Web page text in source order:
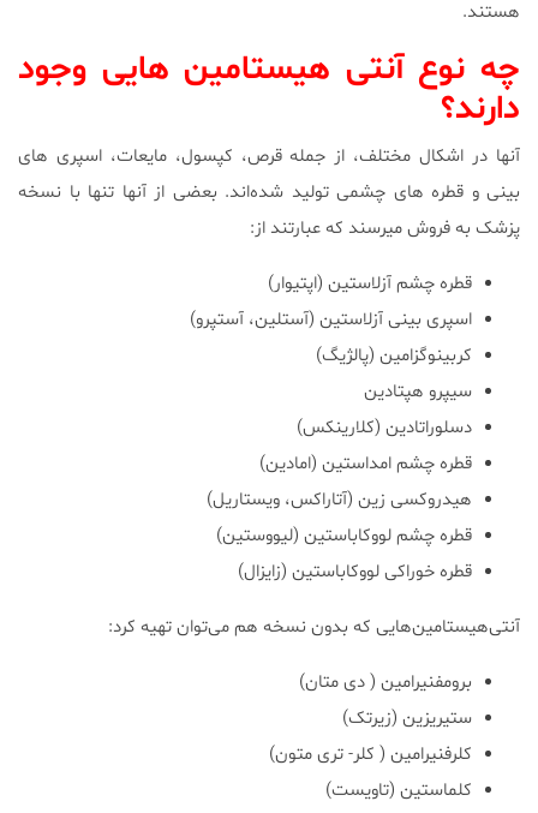
هستند.
چه نوع آنتی هیستامین هایی وجود
دارند؟
آنها در اشکال مختلف، از جمله قرص، کپسول، مایعات، اسپری های
بینی و قطره های چشمی تولید شده‌اند. بعضی از آنها تنها با نسخه
پزشک به فروش میرسند که عبارتند از:
قطره چشم آزلاستین (اپتیوار)
اسپری بینی آزلاستین (آستلین، آستپرو)
کربینوگزامین (پالژیگ)
سیپرو هپتادین
دسلوراتادین (کلارینکس)
قطره چشم امداستین (امادین)
هیدروکسی زین (آتاراکس، ویستاریل)
قطره چشم لووکاباستین (لیووستین)
قطره خوراکی لووکاباستین (زایزال)
آنتی‌هیستامین‌هایی که بدون نسخه هم می‌توان تهیه کرد:
برومفنیرامین ( دی متان)
ستیریزین (زیرتک)
کلرفنیرامین ( کلر- تری متون)
کلماستین (تاویست)